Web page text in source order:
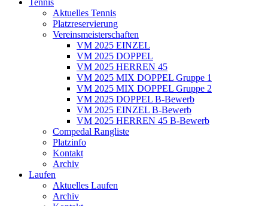
Tennis
Aktuelles Tennis
Platzreservierung
Vereinsmeisterschaften
VM 2025 EINZEL
VM 2025 DOPPEL
VM 2025 HERREN 45
VM 2025 MIX DOPPEL Gruppe 1
VM 2025 MIX DOPPEL Gruppe 2
VM 2025 DOPPEL B-Bewerb
VM 2025 EINZEL B-Bewerb
VM 2025 HERREN 45 B-Bewerb
Compedal Rangliste
Platzinfo
Kontakt
Archiv
Laufen
Aktuelles Laufen
Archiv